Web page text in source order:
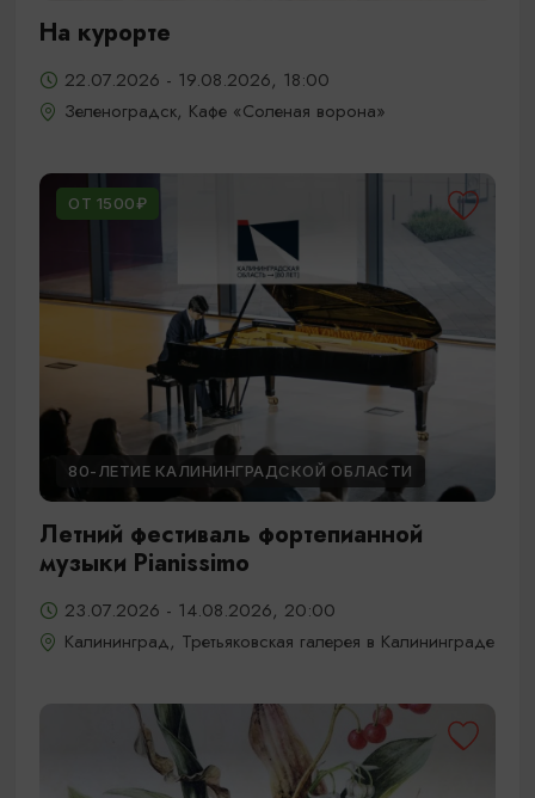
На курорте
22.07.2026 - 19.08.2026, 18:00
Зеленоградск, Кафе «Соленая ворона»
ОТ 1500₽
80-ЛЕТИЕ КАЛИНИНГРАДСКОЙ ОБЛАСТИ
Летний фестиваль фортепианной
музыки Pianissimo
23.07.2026 - 14.08.2026, 20:00
Калининград, Третьяковская галерея в Калининграде